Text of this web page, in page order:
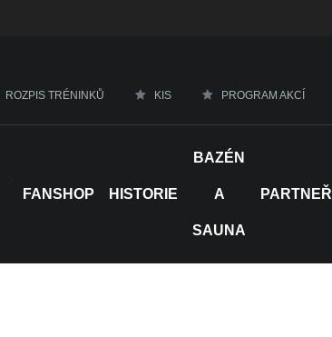
ROZPIS TRÉNINKŮ KIS PROGRAM AKCÍ
FANSHOP HISTORIE
BAZÉN
A
SAUNA
PARTNEŘI